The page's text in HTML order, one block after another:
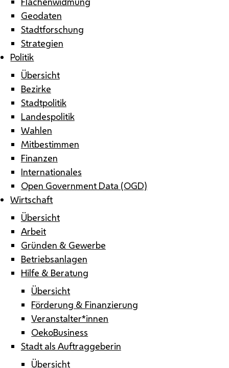
Geodaten
Stadtforschung
Strategien
Politik
Übersicht
Bezirke
Stadtpolitik
Landespolitik
Wahlen
Mitbestimmen
Finanzen
Internationales
Open Government Data (OGD)
Wirtschaft
Übersicht
Arbeit
Gründen & Gewerbe
Betriebsanlagen
Hilfe & Beratung
Übersicht
Förderung & Finanzierung
Veranstalter*innen
OekoBusiness
Stadt als Auftraggeberin
Übersicht